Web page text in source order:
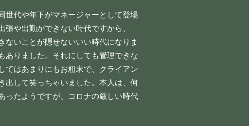
世代や年下がマネージャーとして登場
や出勤ができない時代ですから、
ないことが隠せないいい時代になりま
ありました。それにしても管理できな
てはあまりにもお粗末で、クライアン
出して笑っちゃいました。本人は、何
ったようですが、コロナの厳しい時代